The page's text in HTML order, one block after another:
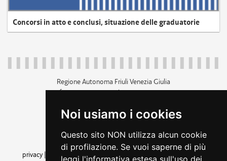
Noi usiamo i cookies
Questo sito NON utilizza alcun cookie
di profilazione. Se vuoi saperne di più
leggi l'informativa estesa sull'uso dei
Concorsi in atto e conclusi, situazione delle graduatorie
Regione Autonoma Friuli Venezia Giulia
c.f. 80014930327; p.iva 00526040324
+39 040 3771111
amministrazione trasparente
privacy
cookie |note legali accessibilità
dichiarazione di